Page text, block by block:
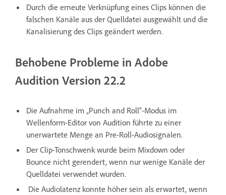
Durch die erneute Verknüpfung eines Clips können die
falschen Kanäle aus der Quelldatei ausgewählt und die
Kanalisierung des Clips geändert werden.
Behobene Probleme in Adobe
Audition Version 22.2
Die Aufnahme im „Punch and Roll“-Modus im
Wellenform-Editor von Audition führte zu einer
unerwartete Menge an Pre-Roll-Audiosignalen.
Der Clip-Tonschwenk wurde beim Mixdown oder
Bounce nicht gerendert, wenn nur wenige Kanäle der
Quelldatei verwendet wurden.
Die Audiolatenz konnte höher sein als erwartet, wenn